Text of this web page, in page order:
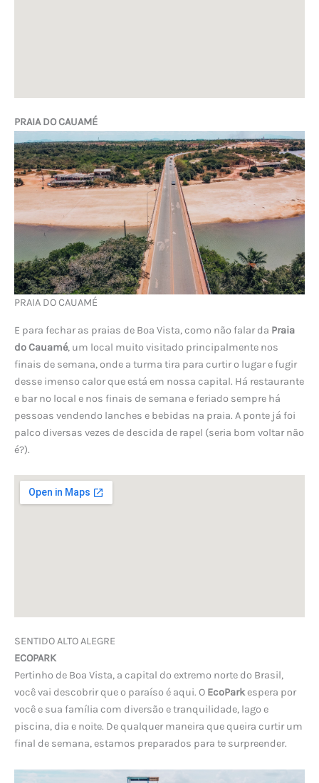
PRAIA DO CAUAMÉ
PRAIA DO CAUAMÉ
E para fechar as praias de Boa Vista, como não falar da Praia
do Cauamé, um local muito visitado principalmente nos
finais de semana, onde a turma tira para curtir o lugar e fugir
desse imenso calor que está em nossa capital. Há restaurante
e bar no local e nos finais de semana e feriado sempre há
pessoas vendendo lanches e bebidas na praia. A ponte já foi
palco diversas vezes de descida de rapel (seria bom voltar não
é?).
SENTIDO ALTO ALEGRE
ECOPARK
Pertinho de Boa Vista, a capital do extremo norte do Brasil,
você vai descobrir que o paraíso é aqui. O EcoParkespera por
você e sua família com diversão e tranquilidade, lago e
piscina, dia e noite. De qualquer maneira que queira curtir um
final de semana, estamos preparados para te surpreender.